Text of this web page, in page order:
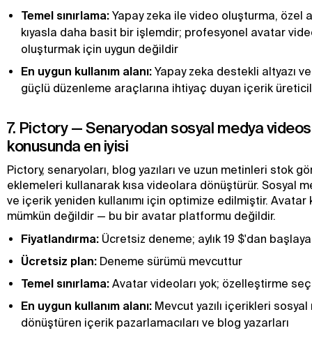
Temel sınırlama: Yapay zeka ile video oluşturma, özel
kıyasla daha basit bir işlemdir; profesyonel avatar
oluşturmak için uygun değildir
En uygun kullanım alanı: Yapay zeka destekli altyazı
güçlü düzenleme araçlarına ihtiyaç duyan içerik
7. Pictory — Senaryodan sosyal medya
konusunda en iyisi
Pictory, senaryoları, blog yazıları ve uzun metinleri stok
eklemeleri kullanarak kısa videolara dönüştürür. Sosyal
ve içerik yeniden kullanımı için optimize edilmiştir.
mümkün değildir — bu bir avatar platformu değildir.
Fiyatlandırma: Ücretsiz deneme; aylık 19 $'dan
Ücretsiz plan: Deneme sürümü mevcuttur
Temel sınırlama: Avatar videoları yok; özelleştirme
En uygun kullanım alanı: Mevcut yazılı içerikleri
dönüştüren içerik pazarlamacıları ve blog yazarları